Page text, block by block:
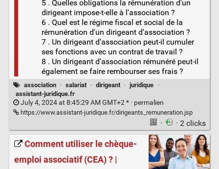
5 . Quelles obligations la rémunération d'un
dirigeant impose-t-elle à l'association ?
6 . Quel est le régime fiscal et social de la
rémunération d'un dirigeant d'association ?
7 . Un dirigeant d'association peut-il cumuler
ses fonctions avec un contrat de travail ?
8 . Un dirigeant d'association rémunéré peut-il
également se faire rembourser ses frais ?
association · salariat · dirigeant · juridique
·
assistant-juridique.fr
July 4, 2024 at 8:45:29 AM GMT+2 * · permalien
https://www.assistant-juridique.fr/dirigeants_remuneration.jsp
· · 2 clicks
Comment utiliser le chèque-
emploi associatif (CEA) ? |